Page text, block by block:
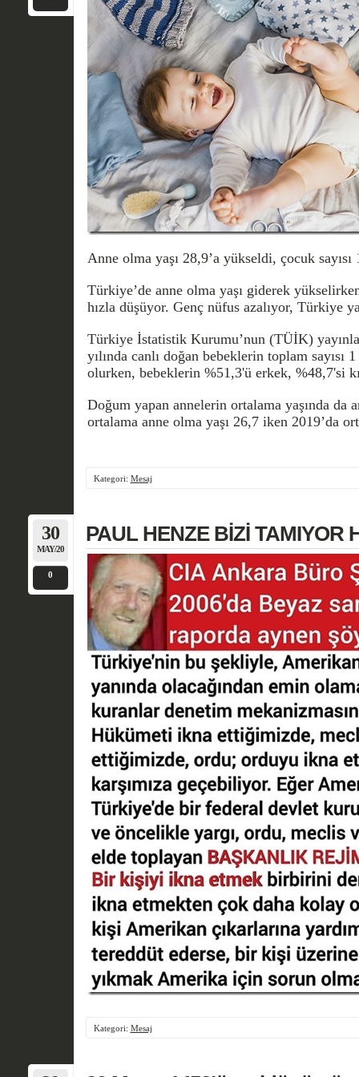
Anne olma yaşı 28,9’a yükseldi, çocuk sayısı
Türkiye’de anne olma yaşı giderek
hızla düşüyor. Genç nüfus azalıyor, Türkiye
Türkiye İstatistik Kurumu’nun (TÜİK)
yılında canlı doğan bebeklerin toplam sayısı
olurken, bebeklerin %51,3'ü erkek, %48,7'si
Doğum yapan annelerin ortalama yaşında da
ortalama anne olma yaşı 26,7 iken 2019’da
Kategori: Mesaj
30
MAY/20
0
PAUL HENZE BİZİ TAMIYOR
Kategori: Mesaj